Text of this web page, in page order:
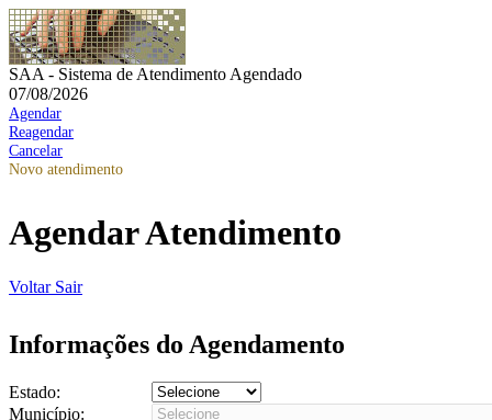
SAA - Sistema de Atendimento Agendado
07/08/2026
Agendar
Reagendar
Cancelar
Novo atendimento
Agendar Atendimento
Voltar Sair
Informações do Agendamento
Estado:
Município: